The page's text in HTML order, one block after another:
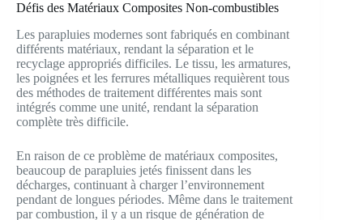
Défis des Matériaux Composites Non-combustibles
Les parapluies modernes sont fabriqués en combinant
différents matériaux, rendant la séparation et le
recyclage appropriés difficiles. Le tissu, les armatures,
les poignées et les ferrures métalliques requièrent tous
des méthodes de traitement différentes mais sont
intégrés comme une unité, rendant la séparation
complète très difficile.
En raison de ce problème de matériaux composites,
beaucoup de parapluies jetés finissent dans les
décharges, continuant à charger l’environnement
pendant de longues périodes. Même dans le traitement
par combustion, il y a un risque de génération de